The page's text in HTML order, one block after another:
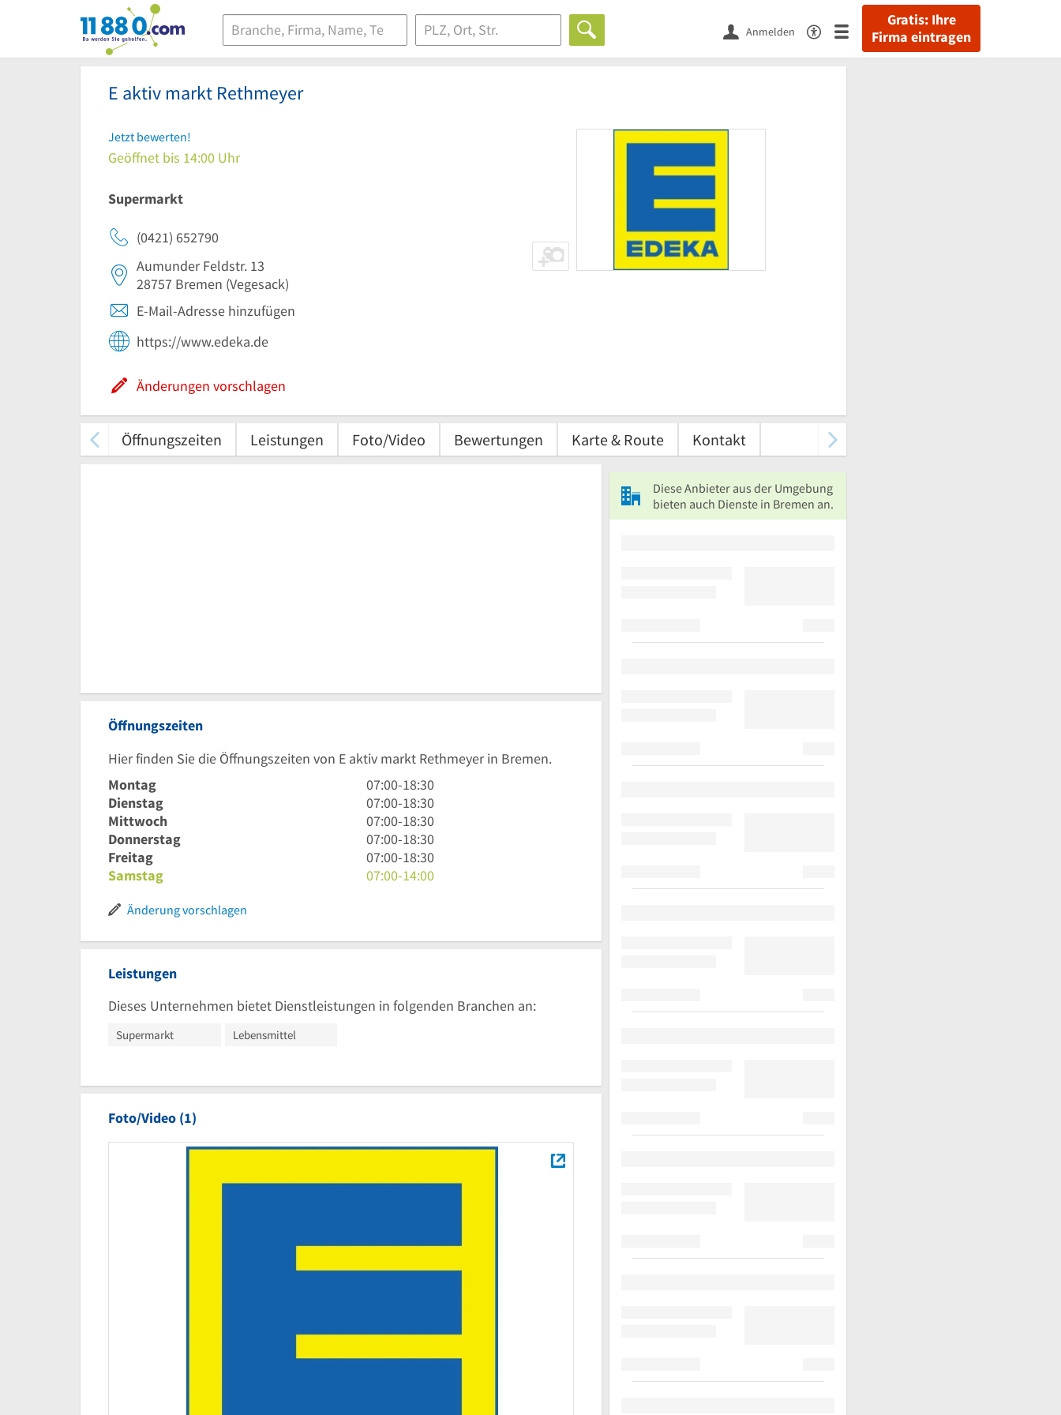
11880.com
Gratis: Ihre
Firma eintragen
Anmelden
E aktiv markt Rethmeyer
Jetzt bewerten!
Geöffnet bis 14:00 Uhr
Supermarkt
(0421) 652790
Aumunder Feldstr. 13
28757 Bremen (Vegesack)
E-Mail-Adresse hinzufügen
https://www.edeka.de
Änderungen vorschlagen
Öffnungszeiten Leistungen Foto/Video Bewertungen Karte & Route Kontakt
Öffnungszeiten
Hier finden Sie die Öffnungszeiten von E aktiv markt Rethmeyer in Bremen.
Montag
7
Uhr
bis
18
Uhr
30
07:00-18:30
Dienstag
7
Uhr
bis
18
Uhr
07:00-18:30
Mittwoch
7
Uhr
bis
18
07:00-18:30
Donnerstag
7
Uhr
bis
07:00-18:30
Freitag
7
Uhr
30
07:00-18:30
Samstag
7
Uhr
07:00-14:00
Änderung vorschlagen
Leistungen
Dieses Unternehmen bietet Dienstleistungen in folgenden Branchen an:
Supermarkt Lebensmittel
Foto/Video (1)
Diese Anbieter aus der Umgebung
bieten auch Dienste in Bremen an.